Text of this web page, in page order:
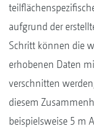
aufgrund der
Schritt können die
erhobenen Daten
verschnitten
diesem
beispielsweise 5 m